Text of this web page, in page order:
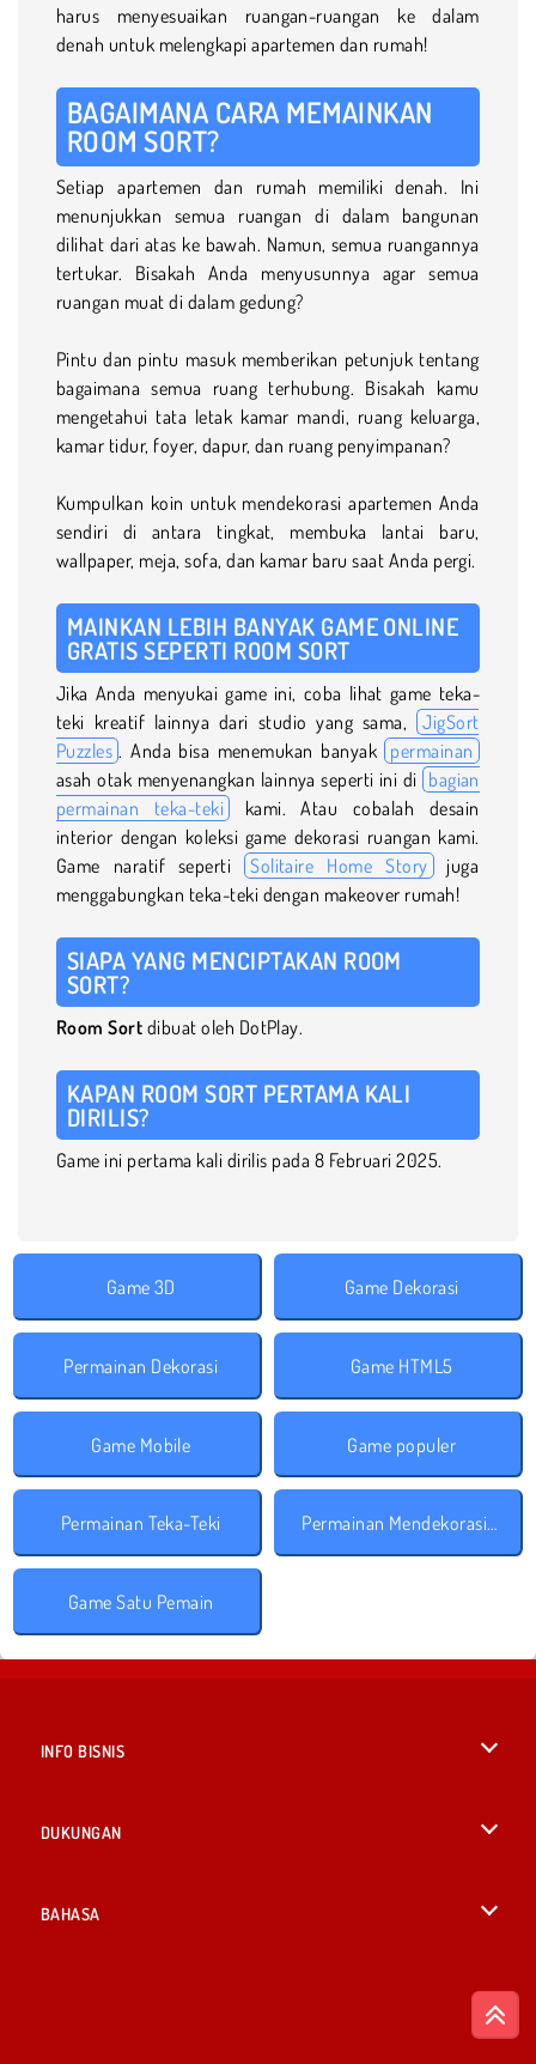
harus menyesuaikan ruangan-ruangan ke dalam
denah untuk melengkapi apartemen dan rumah!
BAGAIMANA CARA MEMAINKAN
ROOM SORT?
Setiap apartemen dan rumah memiliki denah. Ini
menunjukkan semua ruangan di dalam bangunan
dilihat dari atas ke bawah. Namun, semua ruangannya
tertukar. Bisakah Anda menyusunnya agar semua
ruangan muat di dalam gedung?
Pintu dan pintu masuk memberikan petunjuk tentang
bagaimana semua ruang terhubung. Bisakah kamu
mengetahui tata letak kamar mandi, ruang keluarga,
kamar tidur, foyer, dapur, dan ruang penyimpanan?
Kumpulkan koin untuk mendekorasi apartemen Anda
sendiri di antara tingkat, membuka lantai baru,
wallpaper, meja, sofa, dan kamar baru saat Anda pergi.
MAINKAN LEBIH BANYAK GAME ONLINE
GRATIS SEPERTI ROOM SORT
Jika Anda menyukai game ini, coba lihat game teka-
teki kreatif lainnya dari studio yang sama, JigSort
Puzzles . Anda bisa menemukan banyak permainan
asah otak menyenangkan lainnya seperti ini di bagian
permainan teka-teki
kami. Atau cobalah desain
interior dengan koleksi game dekorasi ruangan kami.
Game naratif seperti Solitaire Home Story juga
menggabungkan teka-teki dengan makeover rumah!
SIAPA YANG MENCIPTAKAN ROOM
SORT?
Room Sort dibuat oleh DotPlay.
KAPAN ROOM SORT PERTAMA KALI
DIRILIS?
Game ini pertama kali dirilis pada 8 Februari 2025.
Game 3D Game Dekorasi
Permainan Dekorasi Game HTML5
Game Mobile Game populer
Permainan Teka-Teki Permainan Mendekorasi Ruangan
Game Satu Pemain
INFO BISNIS
DUKUNGAN
BAHASA